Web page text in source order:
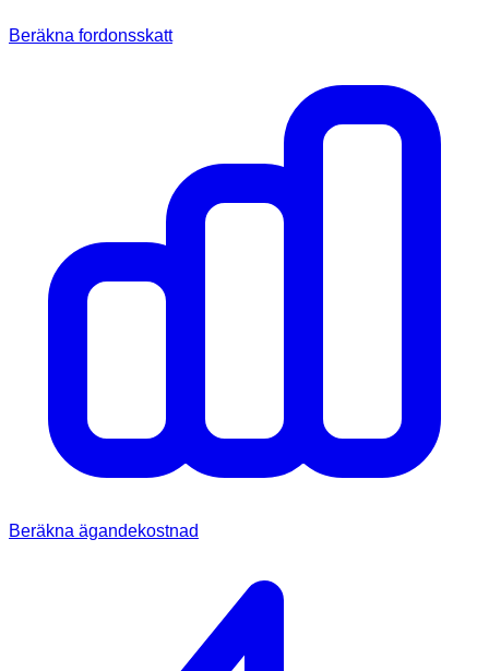
Beräkna fordonsskatt
Beräkna ägandekostnad